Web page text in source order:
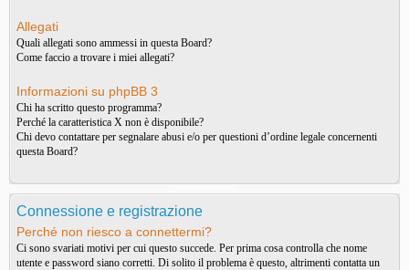
Allegati
Quali allegati sono ammessi in questa Board?
Come faccio a trovare i miei allegati?
Informazioni su phpBB 3
Chi ha scritto questo programma?
Perché la caratteristica X non è disponibile?
Chi devo contattare per segnalare abusi e/o per questioni d’ordine legale concernenti
questa Board?
Connessione e registrazione
Perché non riesco a connettermi?
Ci sono svariati motivi per cui questo succede. Per prima cosa controlla che nome
utente e password siano corretti. Di solito il problema è questo, altrimenti contatta un